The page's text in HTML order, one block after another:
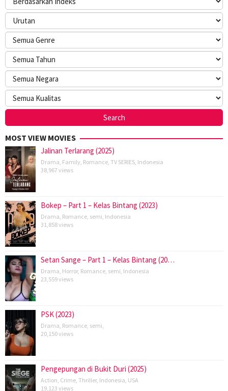
MOST VIEW MOVIES
Jalinan Terlarang (2025)
Drama, Family, Romance, TV SERIES, Indonesia
38,967 views
Bokep – Part 1 – Kelas Bintang (2023)
Drama, Romance, semi, Indonesia
31,858 views
Setan Sange – Part 1 – Kelas Bintang (20…
Drama, Horror, Romance, semi, Indonesia
23,559 views
PSK (2023)
Drama, Romance, semi,
20,150 views
Pengepungan di Bukit Duri (2025)
Action, Crime, Thriller, Indonesia, USA
19,123 views